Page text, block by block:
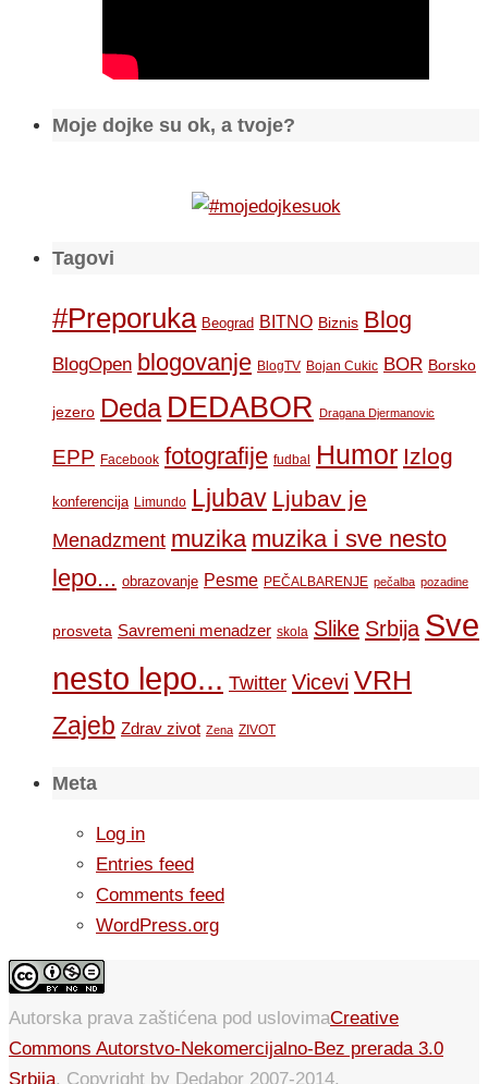
Moje dojke su ok, a tvoje?
Tagovi
#Preporuka Beograd BITNO Biznis Blog
BlogOpen blogovanje BlogTV Bojan Cukic BOR Borsko
jezero Deda DEDABOR Dragana Djermanovic
EPP Facebook fotografije fudbal Humor Izlog
konferencija Limundo Ljubav Ljubav je
Menadzment muzika muzika i sve nesto
lepo... obrazovanje Pesme PEČALBARENJE pečalba pozadine
prosveta Savremeni menadzer skola Slike Srbija Sve
nesto lepo... Twitter Vicevi VRH
Zajeb Zdrav zivot Zena ZIVOT
Meta
Log in
Entries feed
Comments feed
WordPress.org
Autorska prava zaštićena pod uslovimaCreative
Commons Autorstvo-Nekomercijalno-Bez prerada 3.0
Srbija. Copyright by Dedabor 2007-2014.